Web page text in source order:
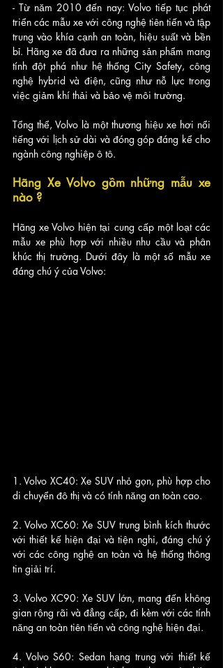
- Từ năm 2010 đến nay: Volvo tiếp tục phát
triển các mẫu xe với công nghệ tiên tiến và tập
trung vào khía cạnh an toàn, hiệu suất và bền
bỉ. Hãng xe đã đưa ra những sản phẩm mang
tính đột phá như hệ thống City Safety, công
nghệ hybrid và điện, cũng như nỗ lực trong
việc giảm khí thải và bảo vệ môi trường.
Tổng thể, Volvo là một thương hiệu xe hơi nổi
tiếng với lịch sử dài và đóng góp đáng kể cho
ngành công nghiệp ô tô.
Hãng Xe Volvo gồm những mẫu xe
nào ?
Hãng xe Volvo hiện tại cung cấp một loạt các
mẫu xe phù hợp với nhiều nhu cầu và phân
khúc thị trường. Dưới đây là một số mẫu xe
đáng chú ý của Volvo:
1. Volvo XC40: Xe SUV nhỏ gọn, phù hợp cho
di chuyển đô thị và có tính năng an toàn cao.
2. Volvo XC60: Xe SUV trung bình kích thước
với thiết kế hiện đại và tiện nghi, đáng chú ý
với các công nghệ an toàn và hệ thống thông
tin giải trí.
3. Volvo XC90: Xe SUV lớn, mang đến không
gian rộng rãi và đẳng cấp, đi kèm với các tính
năng an toàn tiên tiến và công nghệ hiện đại.
4. Volvo S60: Sedan hạng trung với thiết kế